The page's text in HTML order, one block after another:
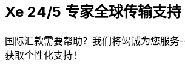
Xe 24/5 专家全球传输支持
国际汇款需要帮助？我们将竭诚为您服务
获取个性化支持！